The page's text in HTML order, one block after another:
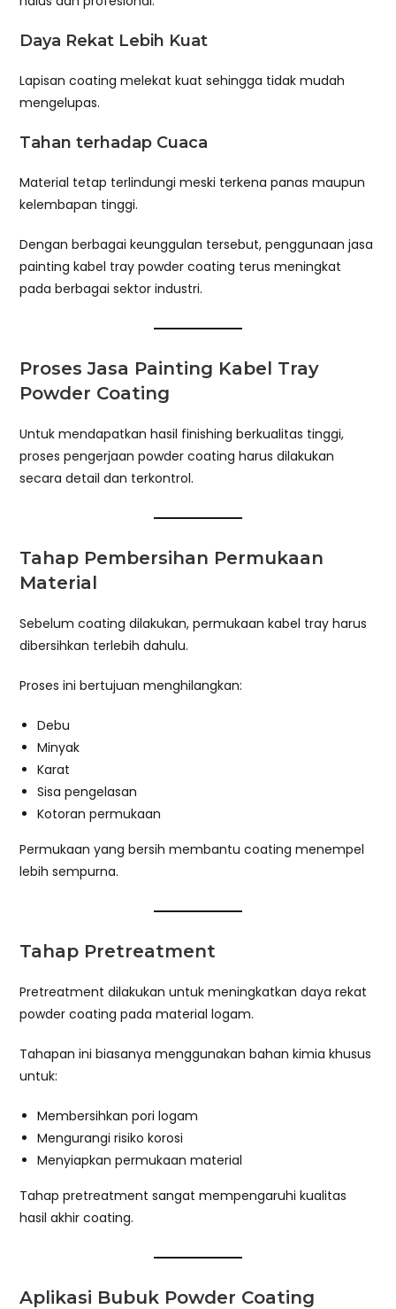
Daya Rekat Lebih Kuat
Lapisan coating melekat kuat sehingga tidak mudah
mengelupas.
Tahan terhadap Cuaca
Material tetap terlindungi meski terkena panas maupun
kelembapan tinggi.
Dengan berbagai keunggulan tersebut, penggunaan jasa
painting kabel tray powder coating terus meningkat
pada berbagai sektor industri.
Proses Jasa Painting Kabel Tray
Powder Coating
Untuk mendapatkan hasil finishing berkualitas tinggi,
proses pengerjaan powder coating harus dilakukan
secara detail dan terkontrol.
Tahap Pembersihan Permukaan
Material
Sebelum coating dilakukan, permukaan kabel tray harus
dibersihkan terlebih dahulu.
Proses ini bertujuan menghilangkan:
Debu
Minyak
Karat
Sisa pengelasan
Kotoran permukaan
Permukaan yang bersih membantu coating menempel
lebih sempurna.
Tahap Pretreatment
Pretreatment dilakukan untuk meningkatkan daya rekat
powder coating pada material logam.
Tahapan ini biasanya menggunakan bahan kimia khusus
untuk:
Membersihkan pori logam
Mengurangi risiko korosi
Menyiapkan permukaan material
Tahap pretreatment sangat mempengaruhi kualitas
hasil akhir coating.
Aplikasi Bubuk Powder Coating